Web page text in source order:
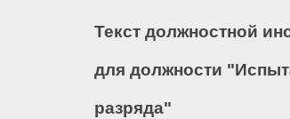
Текст должностной
для должности
разряда"